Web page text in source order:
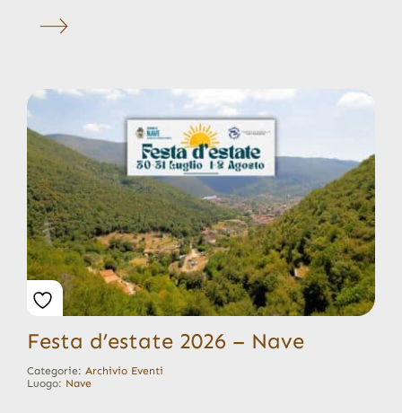
Festa d’estate 2026 – Nave
Categorie: Archivio Eventi
Luogo: Nave